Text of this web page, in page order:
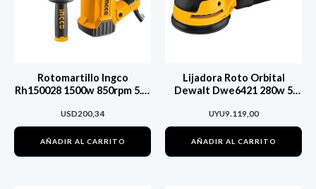
Rotomartillo Ingco
Rh150028 1500w 850rpm 5.5j
USD200,34
AÑADIR AL CARRITO
Lijadora Roto Orbital
Dewalt Dwe6421 280w 5
UYU9.119,00
AÑADIR AL CARRITO